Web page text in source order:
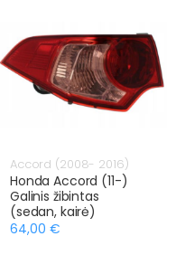
Accord (2008- 2016)
Honda Accord (11-)
Galinis žibintas
(sedan, kairė)
64,00 €